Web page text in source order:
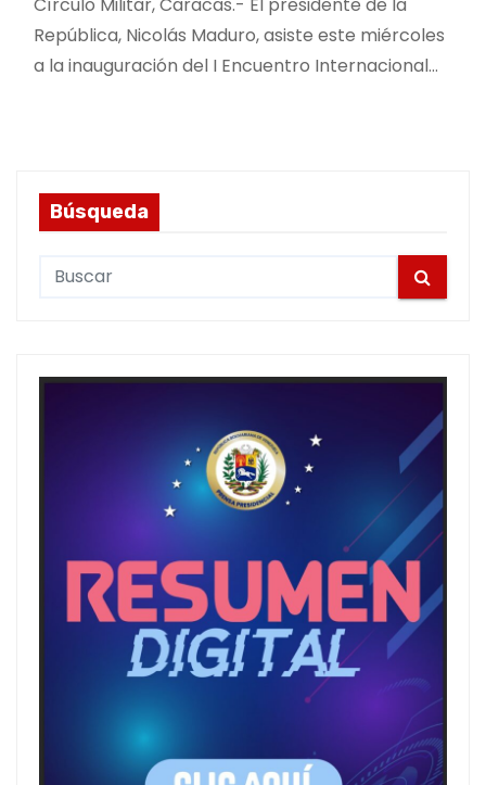
República, Nicolás Maduro, asiste este miércoles
a la inauguración del I Encuentro Internacional…
Búsqueda
c